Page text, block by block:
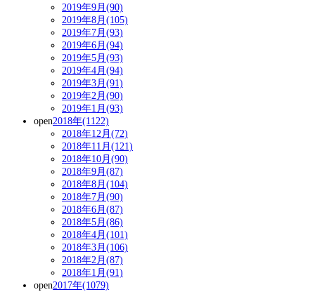
2019年9月(90)
2019年8月(105)
2019年7月(93)
2019年6月(94)
2019年5月(93)
2019年4月(94)
2019年3月(91)
2019年2月(90)
2019年1月(93)
open2018年(1122)
2018年12月(72)
2018年11月(121)
2018年10月(90)
2018年9月(87)
2018年8月(104)
2018年7月(90)
2018年6月(87)
2018年5月(86)
2018年4月(101)
2018年3月(106)
2018年2月(87)
2018年1月(91)
open2017年(1079)